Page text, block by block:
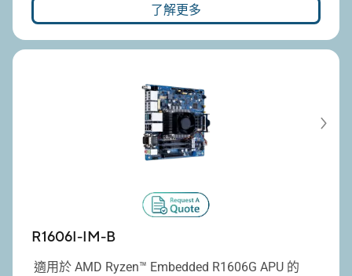
了解更多
R1606I-IM-B
適用於 AMD Ryzen™ Embedded R1606G APU 的